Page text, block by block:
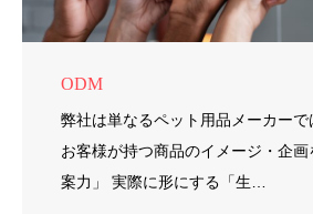
ODM
弊社は単なるペット用品メーカーで
お客様が持つ商品のイメージ・企
案力」 実際に形にする「生…